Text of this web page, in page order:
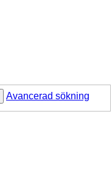
Avancerad sökning